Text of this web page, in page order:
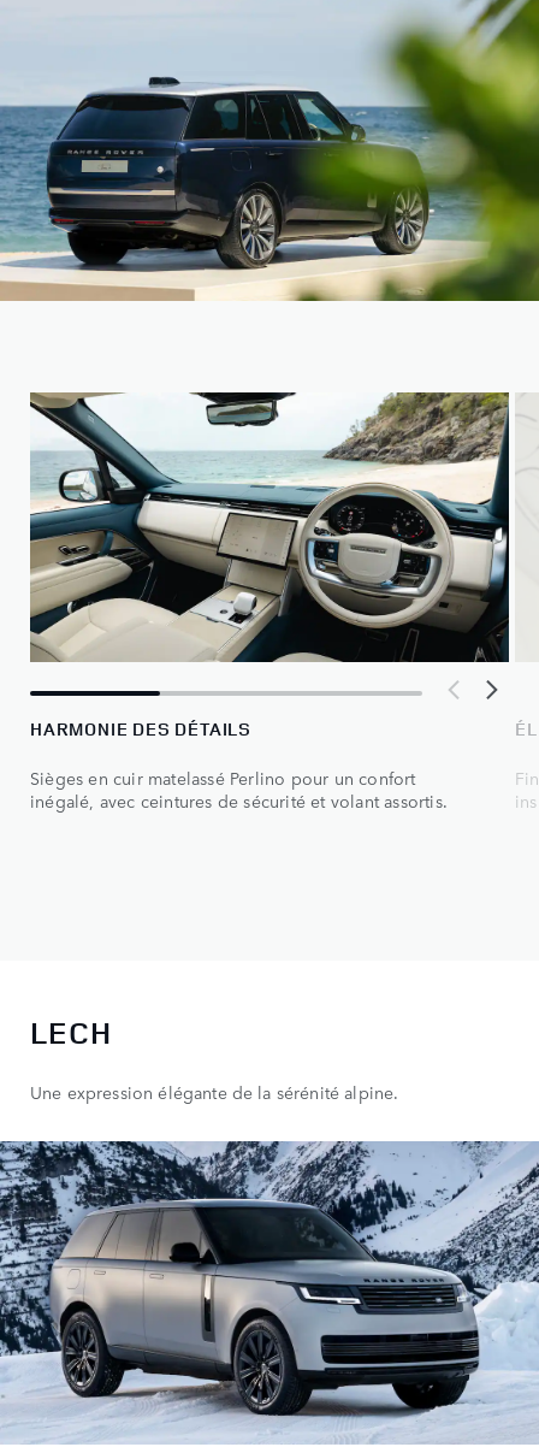
HARMONIE DES DÉTAILS
Sièges en cuir matelassé Perlino pour un confort
inégalé, avec ceintures de sécurité et volant assortis.
LECH
Une expression élégante de la sérénité alpine.